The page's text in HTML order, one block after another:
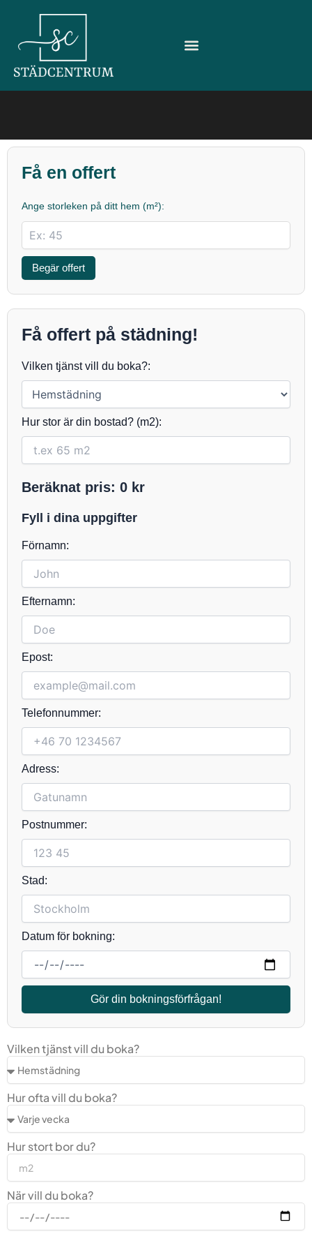
innehåll
Få en offert
Ange storleken på ditt hem (m²):
Begär offert
Få offert på städning!
Vilken tjänst vill du boka?:
Hur stor är din bostad? (m2):
Beräknat pris: 0 kr
Fyll i dina uppgifter
Förnamn:
Efternamn:
Epost:
Telefonnummer:
Adress:
Postnummer:
Stad:
Datum för bokning:
Gör din bokningsförfrågan!
Vilken tjänst vill du boka?
Hur ofta vill du boka?
Hur stort bor du?
När vill du boka?